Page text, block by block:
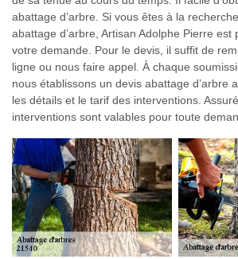
abattage d’arbre. Si vous êtes à la
abattage d’arbre, Artisan Adolphe Pierre
votre demande. Pour le devis, il suffit de
ligne ou nous faire appel. À chaque
nous établissons un devis abattage d’arbre
les détails et le tarif des interventions.
interventions sont valables pour toute